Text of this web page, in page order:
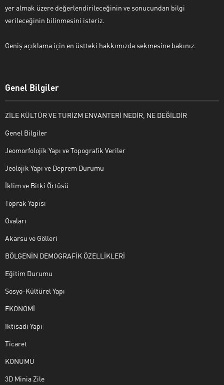
yer almak üzere değerlendirileceğinin ve sonucundan bilgi
verileceğinin bilinmesini isteriz.
Geniş açıklama için en üstteki hakkımızda sekmesine bakınız.
Genel Bilgiler
ZİLE KÜLTÜR VE TURİZM ENVANTERİ NEDİR, NE DEĞİLDİR
Genel Bilgiler
Jeomorfolojik Yapı ve Topografik Veriler
Jeolojik Yapı ve Deprem Durumu
İklim ve Bitki Örtüsü
Toprak Yapısı
Ovaları
Akarsu ve Gölleri
BÖLGENİN DEMOGRAFİK ÖZELLİKLERİ
Eğitim Durumu
Sosyo-Kültürel Yapı
EKONOMİ
İktisadi Yapı
Ticaret
KONUMU
3D Minia Zile